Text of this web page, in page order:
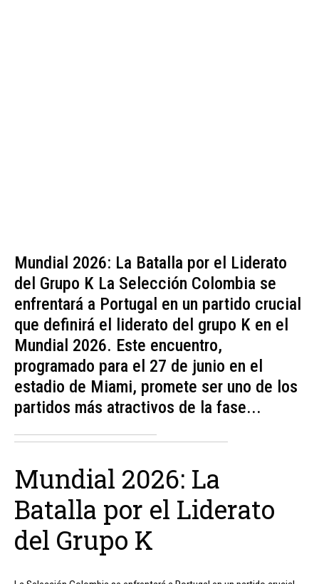
Mundial 2026: La Batalla por el Liderato
del Grupo K La Selección Colombia se
enfrentará a Portugal en un partido crucial
que definirá el liderato del grupo K en el
Mundial 2026. Este encuentro,
programado para el 27 de junio en el
estadio de Miami, promete ser uno de los
partidos más atractivos de la fase...
Mundial 2026: La
Batalla por el Liderato
del Grupo K